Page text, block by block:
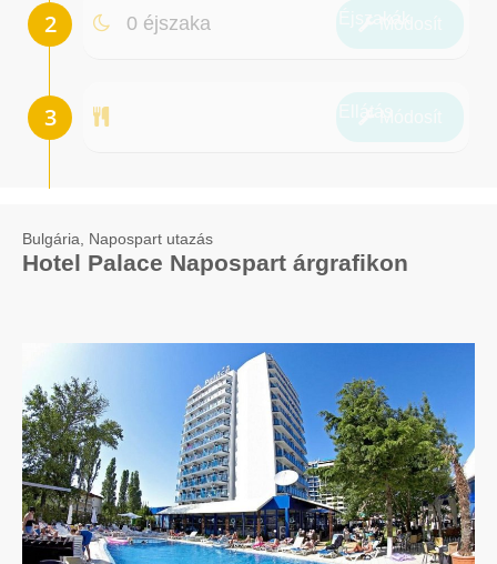
0 éjszaka
Bulgária, Napospart utazás
Hotel Palace Napospart árgrafikon